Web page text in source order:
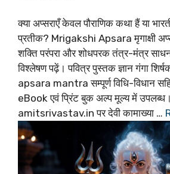
क्या अप्सराएँ केवल पौराणिक कथा हैं या
प्रतीक? Mrigakshi Apsara मृगाक्षी
शक्ति परंपरा और शोधपरक तंत्र-मंत्र
विश्लेषण पढ़ें। पवित्र पुस्तक ज्ञान गंगा
apsara mantra सम्पूर्ण विधि-विधान
eBook एवं प्रिंट बुक अल्प मूल्य में
amitsrivastav.in पर देवी कामाख्या …